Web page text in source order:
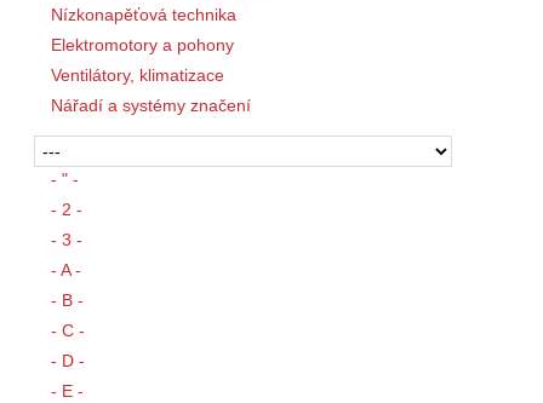
Nízkonapěťová technika
Elektromotory a pohony
Ventilátory, klimatizace
Nářadí a systémy značení
- " -
- 2 -
- 3 -
- A -
- B -
- C -
- D -
- E -